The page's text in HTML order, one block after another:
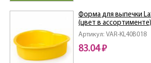
Артикул: VAR-KL40B018
Форма для выпечки
(цвет в ассортименте)
83.04 ₽